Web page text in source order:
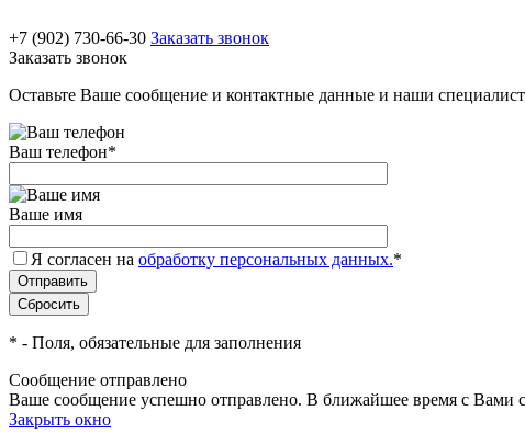
+7 (902) 730-66-30 Заказать звонок
Заказать звонок
Оставьте Ваше сообщение и контактные данные и наши
Ваш телефон*
Ваше имя
Я согласен на обработку персональных данных.*
* - Поля, обязательные для заполнения
Сообщение отправлено
Ваше сообщение успешно отправлено. В ближайшее время с Вами
Закрыть окно